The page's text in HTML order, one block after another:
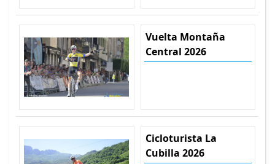
Vuelta Montaña
Central 2026
Cicloturista La
Cubilla 2026